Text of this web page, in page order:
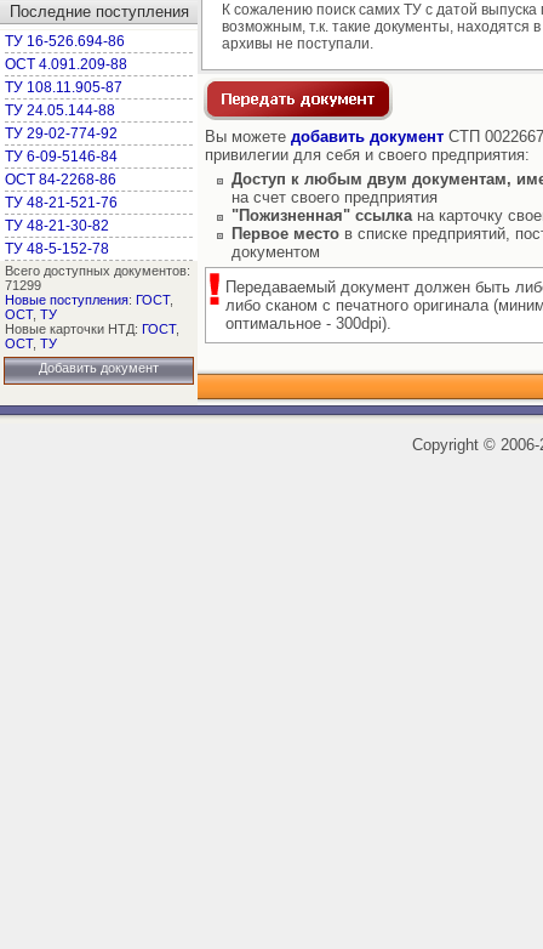
Последние поступления
ТУ 16-526.694-86
ОСТ 4.091.209-88
ТУ 108.11.905-87
ТУ 24.05.144-88
ТУ 29-02-774-92
ТУ 6-09-5146-84
ОСТ 84-2268-86
ТУ 48-21-521-76
ТУ 48-21-30-82
ТУ 48-5-152-78
Всего доступных документов:
71299
Новые поступления: ГОСТ,
ОСТ, ТУ
Новые карточки НТД: ГОСТ,
ОСТ, ТУ
Добавить документ
К сожалению поиск самих ТУ с датой
возможным, т.к. такие документы, находятся
архивы не поступали.
Вы можете добавить документ СТП
привилегии для себя и своего предприятия:
Доступ к любым двум документам,
на счет своего предприятия
"Пожизненная" ссылкана карточку
Первое место в списке предприятий,
документом
Передаваемый документ должен быть
либо сканом с печатного оригинала
оптимальное - 300dpi).
Copyright ©